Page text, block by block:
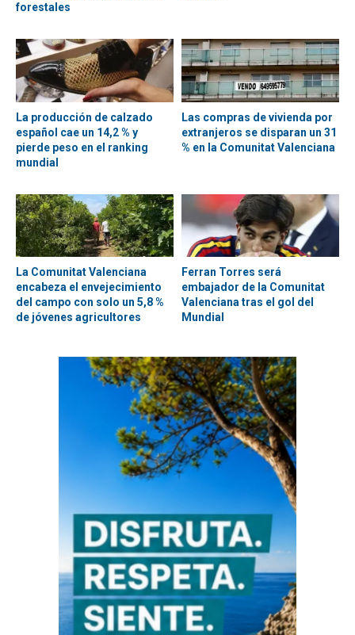
forestales
La producción de calzado
español cae un 14,2 % y
pierde peso en el ranking
mundial
Las compras de vivienda por
extranjeros se disparan un 31
% en la Comunitat Valenciana
La Comunitat Valenciana
encabeza el envejecimiento
del campo con solo un 5,8 %
de jóvenes agricultores
Ferran Torres será
embajador de la Comunitat
Valenciana tras el gol del
Mundial